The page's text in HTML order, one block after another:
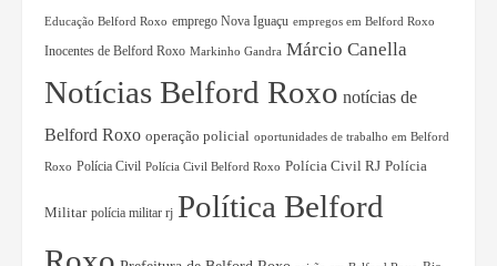
Educação Belford Roxo emprego Nova Iguaçu empregos em Belford Roxo
Inocentes de Belford Roxo Markinho Gandra Márcio Canella
Notícias Belford Roxo notícias de
Belford Roxo operação policial oportunidades de trabalho em Belford
Roxo Polícia Civil Polícia Civil Belford Roxo Polícia Civil RJ Polícia
Militar polícia militar rj Política Belford